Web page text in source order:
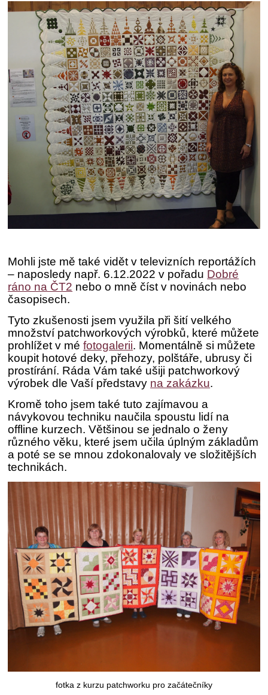
Mohli jste mě také vidět v televizních reportážích
– naposledy např. 6.12.2022 v pořadu Dobré
ráno na ČT2 nebo o mně číst v novinách nebo
časopisech.
Tyto zkušenosti jsem využila při šití velkého
množství patchworkových výrobků, které můžete
prohlížet v méfotogalerii. Momentálně si můžete
koupit hotové deky, přehozy, polštáře, ubrusy či
prostírání. Ráda Vám také ušiji patchworkový
výrobek dle Vaší představy na zakázku.
Kromě toho jsem také tuto zajímavou a
návykovou techniku naučila spoustu lidí na
offline kurzech. Většinou se jednalo o ženy
různého věku, které jsem učila úplným základům
a poté se se mnou zdokonalovaly ve složitějších
technikách.
fotka z kurzu patchworku pro začátečníky